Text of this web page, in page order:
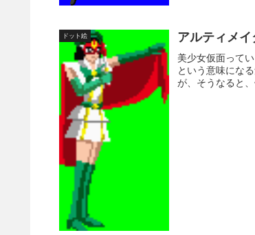
ドット絵 アルティメ
美少女仮面って
という意味にな
が、そうなると